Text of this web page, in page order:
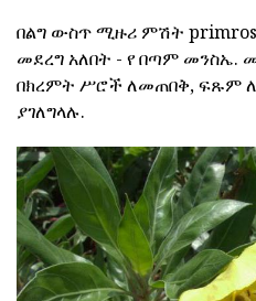
በልግ ውስጥ ሚዙሪ ምሽት
መደረግ አለበት - የ በጣም መንስኤ.
በክረምት ሥሮች ለመጠበቅ, ፍጹም
ያገለግላሉ.